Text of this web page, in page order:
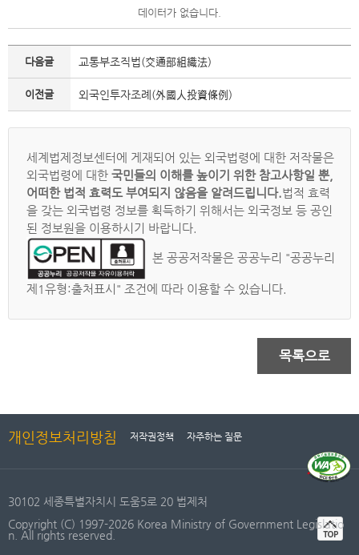
데이터가 없습니다.
다음글 교통부조직법(交通部組織法)
이전글 외국인투자조례(外國人投資條例)
세계법제정보센터에 게재되어 있는 외국법령에 대한 저작물은
외국법령에 대한 국민들의 이해를 높이기 위한 참고사항일 뿐,
어떠한 법적 효력도 부여되지 않음을 알려드립니다.법적 효력
을 갖는 외국법령 정보를 획득하기 위해서는 외국정보 등 공인
된 정보원을 이용하시기 바랍니다.
본 공공저작물은 공공누리 "공공누리
제1유형:출처표시" 조건에 따라 이용할 수 있습니다.
목록으로
개인정보처리방침 저작권정책 자주하는 질문
30102 세종특별자치시 도움5로 20 법제처
Copyright (C) 1997-2026 Korea Ministry of Government Legislatio
n. All rights reserved.